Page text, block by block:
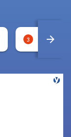
3 mezz